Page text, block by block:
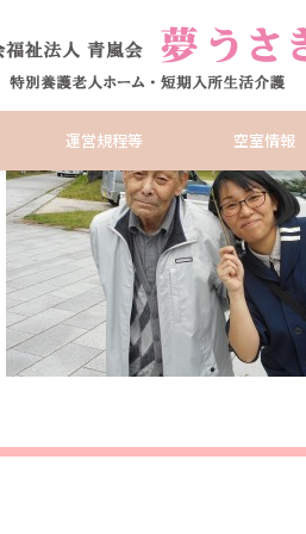
運営規程等 空室情報
日々のようす